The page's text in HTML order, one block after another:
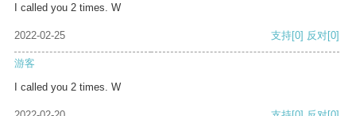
I called you 2 times. W
2022-02-25 支持[0] 反对[0]
游客
I called you 2 times. W